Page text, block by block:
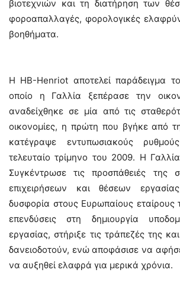
βιοτεχνιών και τη διατήρηση των
φοροαπαλλαγές, φορολογικές
βοηθήματα.
Η ΗΒ-Henriot αποτελεί παράδειγμα
οποίο η Γαλλία ξεπέρασε την
αναδείχθηκε σε μία από τις
οικονομίες, η πρώτη που βγήκε από
κατέγραψε εντυπωσιακούς
τελευταίο τρίμηνο του 2009. Η
Συγκέντρωσε τις προσπάθειές της
επιχειρήσεων και θέσεων
δυσφορία στους Ευρωπαίους εταίρους
επενδύσεις στη δημιουργία
εργασίας, στήριξε τις τράπεζές της
δανειοδοτούν, ενώ αποφάσισε να
να αυξηθεί ελαφρά για μερικά χρόνια.